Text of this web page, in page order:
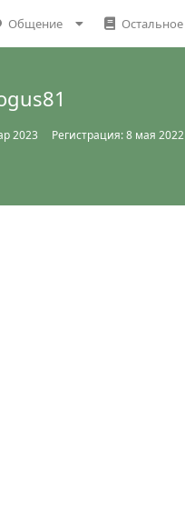
Общение Остальное
2023 Регистрация:8 мая 2022